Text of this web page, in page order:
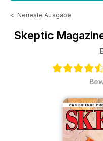
< Neueste Ausgabe
Skeptic